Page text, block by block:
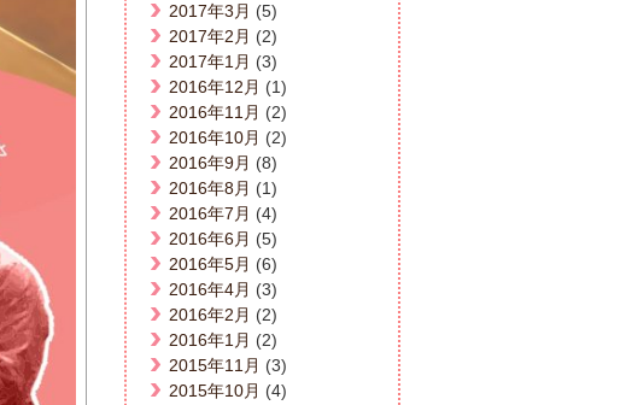
2017年3月 (5)
2017年2月 (2)
2017年1月 (3)
2016年12月 (1)
2016年11月 (2)
2016年10月 (2)
2016年9月 (8)
2016年8月 (1)
2016年7月 (4)
2016年6月 (5)
2016年5月 (6)
2016年4月 (3)
2016年2月 (2)
2016年1月 (2)
2015年11月 (3)
2015年10月 (4)